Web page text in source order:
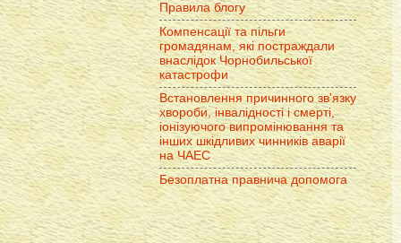
Правила блогу
Компенсації та пільги
громадянам, які постраждали
внаслідок Чорнобильської
катастрофи
Встановлення причинного зв'язку
хвороби, інвалідності і смерті,
іонізуючого випромінювання та
інших шкідливих чинників аварії
на ЧАЕС
Безоплатна правнича допомога